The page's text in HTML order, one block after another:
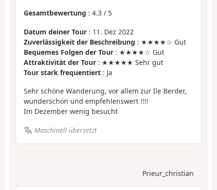
Gesamtbewertung : 4.3 / 5
Datum deiner Tour : 11. Dez 2022
Zuverlässigkeit der Beschreibung : ★★★★☆ Gut
Bequemes Folgen der Tour : ★★★★☆ Gut
Attraktivität der Tour : ★★★★★ Sehr gut
Tour stark frequentiert : Ja
Sehr schöne Wanderung, vor allem zur Ile Berder,
wunderschön und empfehlenswert !!!!
Im Dezember wenig besucht
Maschinell übersetzt
Prieur_christian